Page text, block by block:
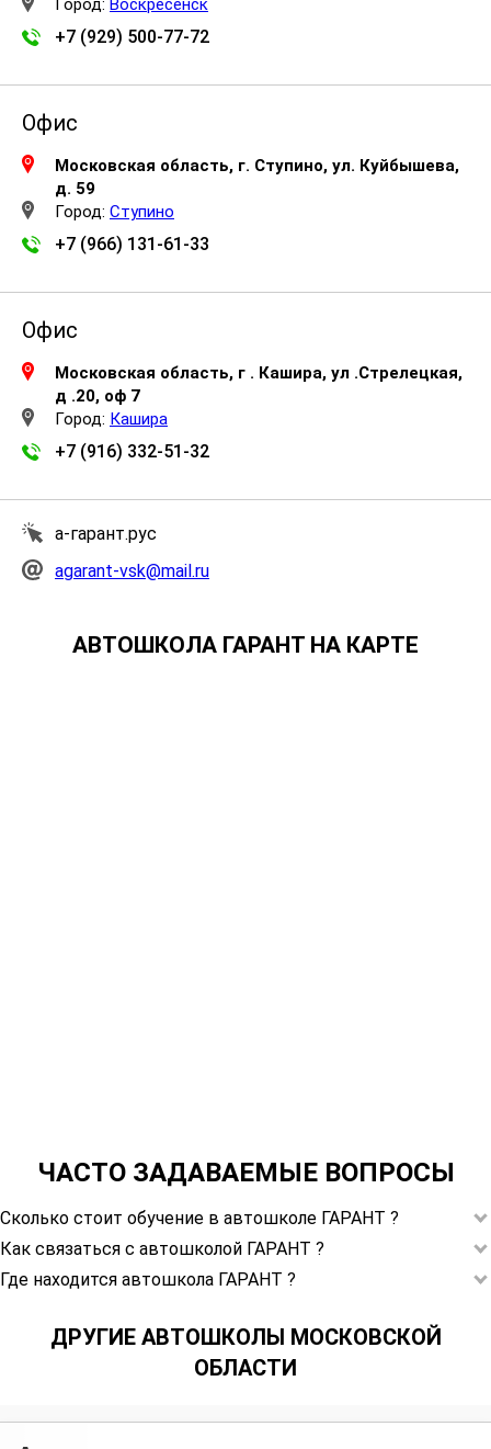
Город: Воскресенск
+7 (929) 500-77-72
Офис
Московская область, г. Ступино, ул. Куйбышева,
д. 59
Город: Ступино
+7 (966) 131-61-33
Офис
Московская область, г . Кашира, ул .Стрелецкая,
д .20, оф 7
Город: Кашира
+7 (916) 332-51-32
а-гарант.рус
agarant-vsk@mail.ru
АВТОШКОЛА ГАРАНТ НА КАРТЕ
ЧАСТО ЗАДАВАЕМЫЕ ВОПРОСЫ
Сколько стоит обучение в автошколе ГАРАНТ ?
Как связаться с автошколой ГАРАНТ ?
Где находится автошкола ГАРАНТ ?
ДРУГИЕ АВТОШКОЛЫ МОСКОВСКОЙ
ОБЛАСТИ